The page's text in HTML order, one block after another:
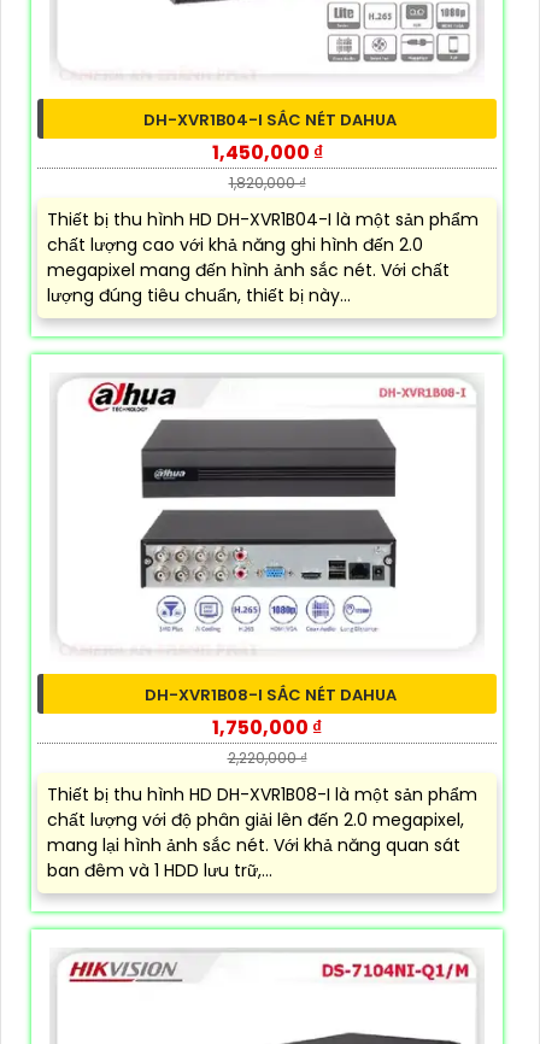
DH-XVR1B04-I SẮC NÉT DAHUA
1,450,000 ₫
1,820,000 ₫
Thiết bị thu hình HD DH-XVR1B04-I là một sản phẩm
chất lượng cao với khả năng ghi hình đến 2.0
megapixel mang đến hình ảnh sắc nét. Với chất
lượng đúng tiêu chuẩn, thiết bị này...
DH-XVR1B08-I SẮC NÉT DAHUA
1,750,000 ₫
2,220,000 ₫
Thiết bị thu hình HD DH-XVR1B08-I là một sản phẩm
chất lượng với độ phân giải lên đến 2.0 megapixel,
mang lại hình ảnh sắc nét. Với khả năng quan sát
ban đêm và 1 HDD lưu trữ,...